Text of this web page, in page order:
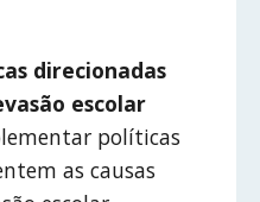
direcionadas
escolar
políticas
as causas